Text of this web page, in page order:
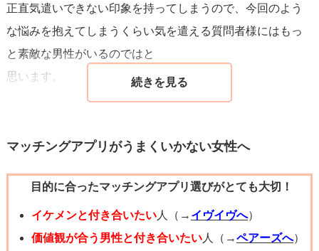
正直気遣いできない印象を持ってしまうので、今回のよう
な悩みを抱えてしまうくらい気を遣える質問者様にはもっ
と素敵な男性がいるのではと
思います。
マッチングアプリがうまくいかない女性へ
目的に合ったマッチングアプリ選びがとても大切！
イケメンと付き合いたい人（→ イヴイヴへ）
価値観が合う男性と付き合いたい人（→ペアーズへ）